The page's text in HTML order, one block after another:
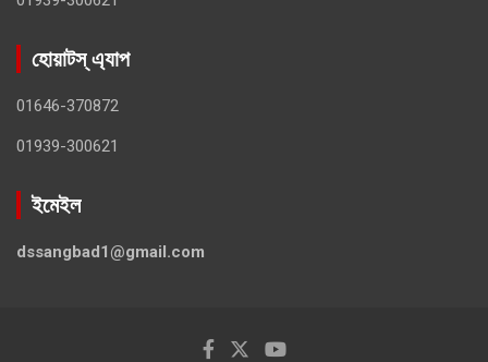
হোয়াটস্ এ্যাপ
01646-370872
01939-300621
ইমেইল
dssangbad1@gmail.com